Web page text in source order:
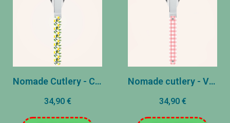
Nomade Cutlery - Citrons
34,90 €
Nomade cutlery - Vichy rose
34,90 €